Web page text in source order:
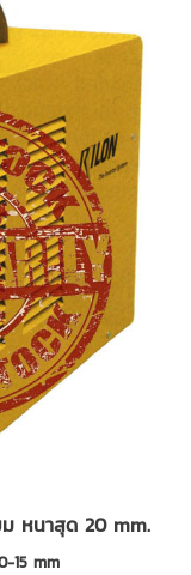
ม หนาสุด 20 mm.
15 mm